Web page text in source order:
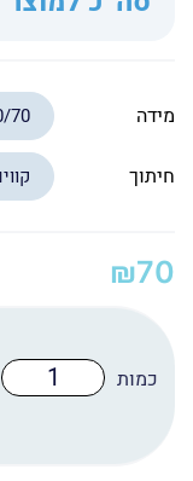
מידה
חיתוך
₪70
כמות
של